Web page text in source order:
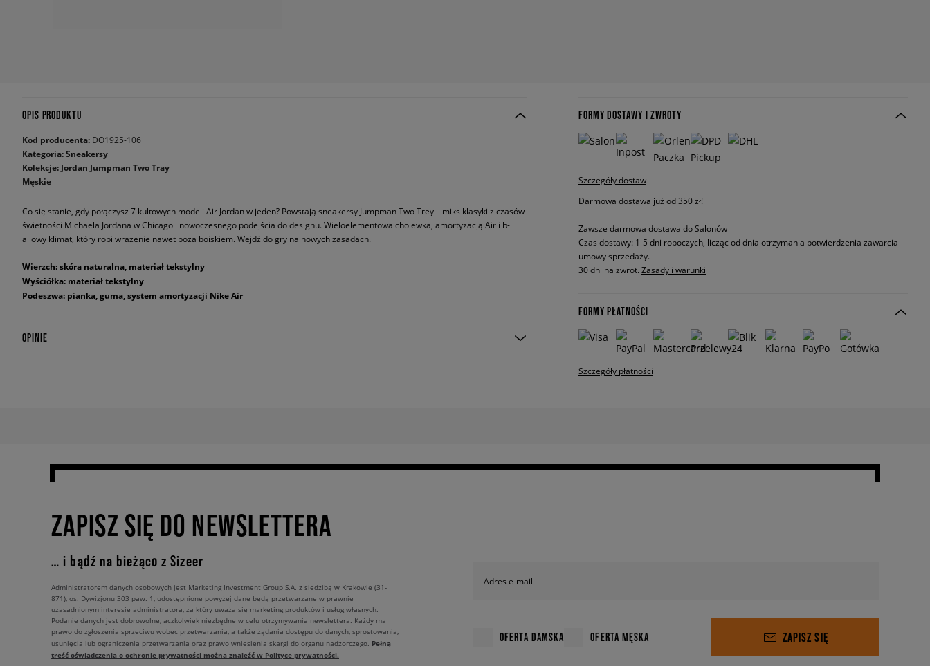
OPIS PRODUKTU
Kod producenta: DO1925-106
Kategoria:Sneakersy
Kolekcje: Jordan Jumpman Two Tray
Męskie
Co się stanie, gdy połączysz 7 kultowych modeli Air Jordan w jeden? Powstają sneakersy Jumpman Two Trey – miks klasyki z czasów
świetności Michaela Jordana w Chicago i nowoczesnego podejścia do designu. Wieloelementowa cholewka, amortyzacją Air i b-
allowy klimat, który robi wrażenie nawet poza boiskiem. Wejdź do gry na nowych zasadach.
Wierzch: skóra naturalna, materiał tekstylny
Wyściółka: materiał tekstylny
Podeszwa: pianka, guma, system amortyzacji Nike Air
OPINIE
FORMY DOSTAWY I ZWROTY
Szczegóły dostaw
Darmowa dostawa już od 350 zł!
Zawsze darmowa dostawa do Salonów
Czas dostawy: 1-5 dni roboczych, licząc od dnia otrzymania potwierdzenia zawarcia
umowy sprzedaży.
30 dni na zwrot. Zasady i warunki
FORMY PŁATNOŚCI
Szczegóły płatności
ZAPISZ SIĘ DO NEWSLETTERA
… i bądź na bieżąco z Sizeer
Adres e-mail
OFERTA DAMSKA OFERTA MĘSKA ZAPISZ SIĘ
Administratorem danych osobowych jest Marketing Investment Group S.A. z siedzibą w Krakowie (31-
871), os. Dywizjonu 303 paw. 1, udostępnione powyżej dane będą przetwarzane w prawnie
uzasadnionym interesie administratora, za który uważa się marketing produktów i usług własnych.
Podanie danych jest dobrowolne, aczkolwiek niezbędne w celu otrzymywania newslettera. Każdy ma
prawo do zgłoszenia sprzeciwu wobec przetwarzania, a także żądania dostępu do danych, sprostowania,
usunięcia lub ograniczenia przetwarzania oraz prawo wniesienia skargi do organu nadzorczego. Pełną
treść oświadczenia o ochronie prywatności można znaleźć w Polityce prywatności.